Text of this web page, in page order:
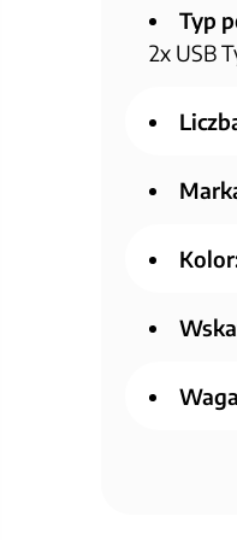
Typ
2x USB